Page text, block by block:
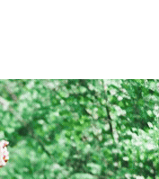
Programmée en off
expo-installation
raison de plus d’aller
médiévale du